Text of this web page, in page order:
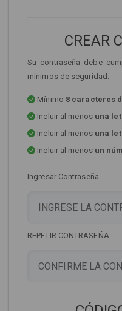
CREAR
Su contraseña debe
mínimos de seguridad:
Mínimo 8 caracteres
Incluir al menos una
Incluir al menos una
Incluir al menos un
Ingresar Contraseña
REPETIR CONTRASEÑA